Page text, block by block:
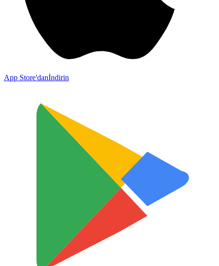
App Store'danİndirin